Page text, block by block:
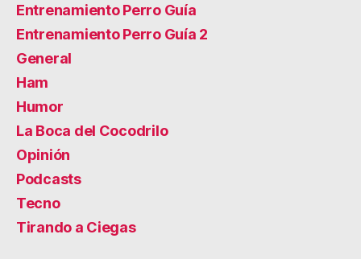
Entrenamiento Perro Guía
Entrenamiento Perro Guía 2
General
Ham
Humor
La Boca del Cocodrilo
Opinión
Podcasts
Tecno
Tirando a Ciegas